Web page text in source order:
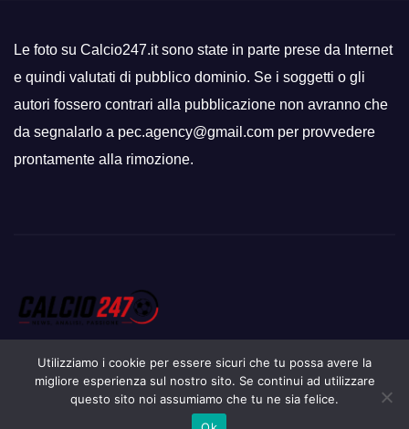
Le foto su Calcio247.it sono state in parte prese da Internet
e quindi valutati di pubblico dominio. Se i soggetti o gli
autori fossero contrari alla pubblicazione non avranno che
da segnalarlo a pec.agency@gmail.com per provvedere
prontamente alla rimozione.
Proudly powered by WordPress|Tema: Newsup di
Utilizziamo i cookie per essere sicuri che tu possa avere la
migliore esperienza sul nostro sito. Se continui ad utilizzare
questo sito noi assumiamo che tu ne sia felice.